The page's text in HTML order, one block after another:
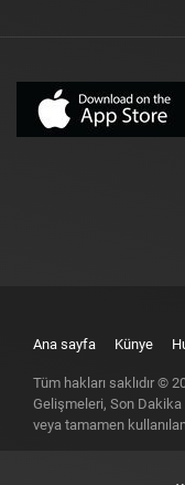
Ana sayfa Künye
Tüm hakları saklıdır ©
Gelişmeleri, Son Dakika
veya tamamen